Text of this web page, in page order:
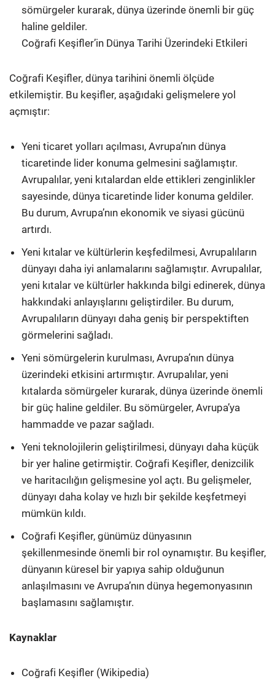
sömürgeler kurarak, dünya üzerinde önemli bir güç
haline geldiler.
Coğrafi Keşifler’in Dünya Tarihi Üzerindeki Etkileri
Coğrafi Keşifler, dünya tarihini önemli ölçüde
etkilemiştir. Bu keşifler, aşağıdaki gelişmelere yol
açmıştır:
Yeni ticaret yolları açılması, Avrupa’nın dünya
ticaretinde lider konuma gelmesini sağlamıştır.
Avrupalılar, yeni kıtalardan elde ettikleri zenginlikler
sayesinde, dünya ticaretinde lider konuma geldiler.
Bu durum, Avrupa’nın ekonomik ve siyasi gücünü
artırdı.
Yeni kıtalar ve kültürlerin keşfedilmesi, Avrupalıların
dünyayı daha iyi anlamalarını sağlamıştır. Avrupalılar,
yeni kıtalar ve kültürler hakkında bilgi edinerek, dünya
hakkındaki anlayışlarını geliştirdiler. Bu durum,
Avrupalıların dünyayı daha geniş bir perspektiften
görmelerini sağladı.
Yeni sömürgelerin kurulması, Avrupa’nın dünya
üzerindeki etkisini artırmıştır. Avrupalılar, yeni
kıtalarda sömürgeler kurarak, dünya üzerinde önemli
bir güç haline geldiler. Bu sömürgeler, Avrupa’ya
hammadde ve pazar sağladı.
Yeni teknolojilerin geliştirilmesi, dünyayı daha küçük
bir yer haline getirmiştir. Coğrafi Keşifler, denizcilik
ve haritacılığın gelişmesine yol açtı. Bu gelişmeler,
dünyayı daha kolay ve hızlı bir şekilde keşfetmeyi
mümkün kıldı.
Coğrafi Keşifler, günümüz dünyasının
şekillenmesinde önemli bir rol oynamıştır. Bu keşifler,
dünyanın küresel bir yapıya sahip olduğunun
anlaşılmasını ve Avrupa’nın dünya hegemonyasının
başlamasını sağlamıştır.
Kaynaklar
Coğrafi Keşifler (Wikipedia)